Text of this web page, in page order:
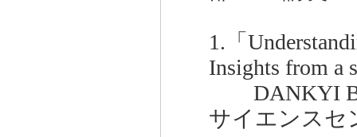
1.「
Insights from a
DANKYI
サイエンスセ